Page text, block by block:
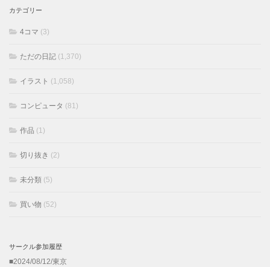
カテゴリー
4コマ (3)
ただの日記 (1,370)
イラスト (1,058)
コンピュータ (81)
作品 (1)
切り抜き (2)
未分類 (5)
買い物 (52)
サークル参加履歴
■2024/08/12/東京